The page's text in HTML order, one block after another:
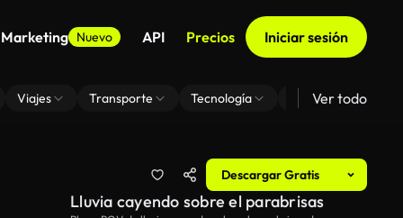
Marketing Nuevo API Precios Iniciar sesión
Viajes Transporte Tecnología Zoom De Fondo
Ver todo
Descargar Gratis
Lluvia cayendo sobre el parabrisas